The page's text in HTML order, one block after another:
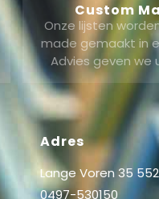
Custom
Onze lijsten
made gemaakt in
Advies geven we
Adres
Lange Voren 35
0497-530150